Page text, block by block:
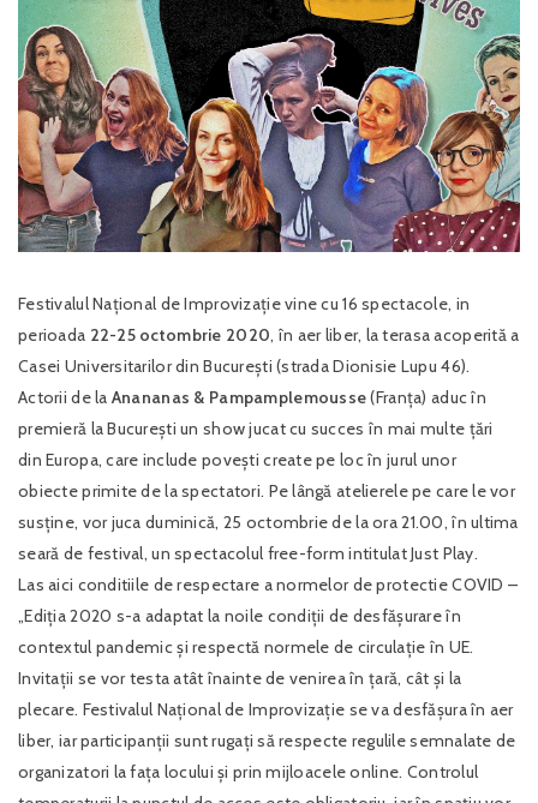
Festivalul Național de Improvizație vine cu 16 spectacole, in
perioada 22-25 octombrie 2020, în aer liber, la terasa acoperită a
Casei Universitarilor din București (strada Dionisie Lupu 46).
Actorii de la Anananas & Pampamplemousse(Franța) aduc în
premieră la București un show jucat cu succes în mai multe țări
din Europa, care include povești create pe loc în jurul unor
obiecte primite de la spectatori. Pe lângă atelierele pe care le vor
susține, vor juca duminică, 25 octombrie de la ora 21.00, în ultima
seară de festival, un spectacolul free-form intitulat Just Play.
Las aici conditiile de respectare a normelor de protectie COVID –
„Ediția 2020 s-a adaptat la noile condiții de desfășurare în
contextul pandemic și respectă normele de circulație în UE.
Invitații se vor testa atât înainte de venirea în țară, cât și la
plecare. Festivalul Național de Improvizație se va desfășura în aer
liber, iar participanții sunt rugați să respecte regulile semnalate de
organizatori la fața locului și prin mijloacele online. Controlul